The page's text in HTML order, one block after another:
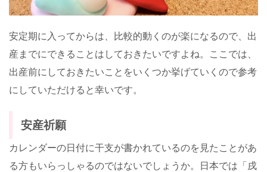
安定期に入ってからは、比較的動くのが楽になるので、出
産までにできることはしておきたいですよね。ここでは、
出産前にしておきたいことをいくつか挙げていくので参考
にしていただけると幸いです。
安産祈願
カレンダーの日付に干支が書かれているのを見たことがあ
る方もいらっしゃるのではないでしょうか。日本では「戌